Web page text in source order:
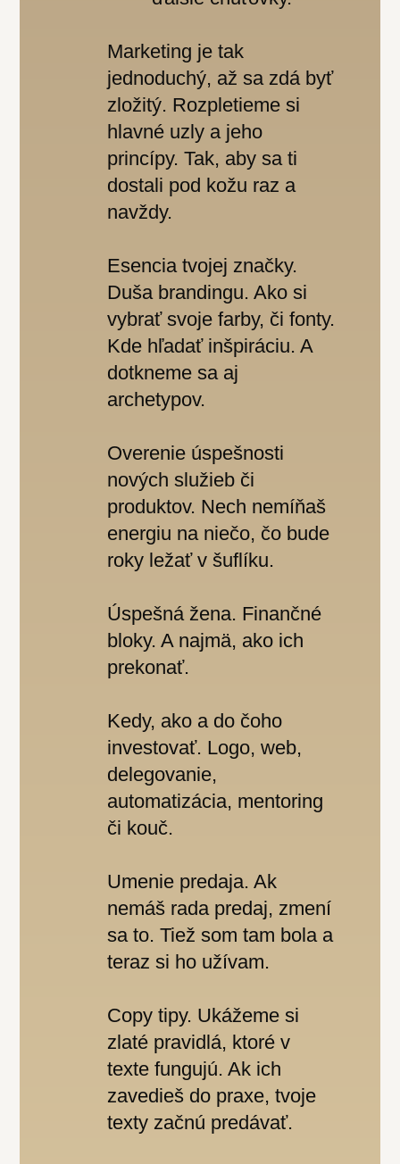
Marketing je tak
jednoduchý, až sa zdá byť
zložitý. Rozpletieme si
hlavné uzly a jeho
princípy. Tak, aby sa ti
dostali pod kožu raz a
navždy.
Esencia tvojej značky.
Duša brandingu. Ako si
vybrať svoje farby, či fonty.
Kde hľadať inšpiráciu. A
dotkneme sa aj
archetypov.
Overenie úspešnosti
nových služieb či
produktov. Nech nemíňaš
energiu na niečo, čo bude
roky ležať v šuflíku.
Úspešná žena. Finančné
bloky. A najmä, ako ich
prekonať.
Kedy, ako a do čoho
investovať. Logo, web,
delegovanie,
automatizácia, mentoring
či kouč.
Umenie predaja. Ak
nemáš rada predaj, zmení
sa to. Tiež som tam bola a
teraz si ho užívam.
Copy tipy. Ukážeme si
zlaté pravidlá, ktoré v
texte fungujú. Ak ich
zavedieš do praxe, tvoje
texty začnú predávať.